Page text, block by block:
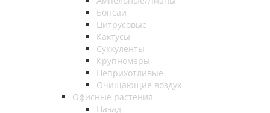
Бонсаи
Цитрусовые
Кактусы
Суккуленты
Крупномеры
Неприхотливые
Очищающие воздух
Офисные растения
Назад